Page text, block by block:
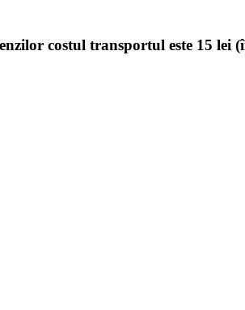
costul transportul este 15 lei